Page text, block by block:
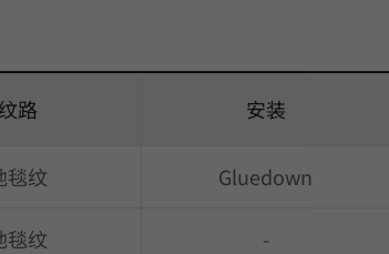
纹路 安装
毯纹 Gluedown
毯纹 -